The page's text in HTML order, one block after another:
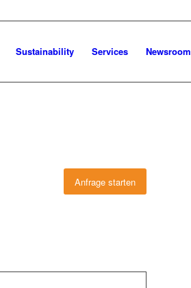
Sustainability Services Newsroom
Anfrage starten